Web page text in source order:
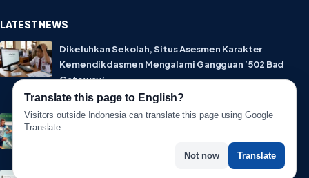
LATEST NEWS
Dikeluhkan Sekolah, Situs Asesmen Karakter
Kemendikdasmen Mengalami Gangguan ‘502 Bad
Gateway’
15 Juli 2026
Prediksi Skor Inggris Vs Kongo: Ujian Mental The
Translate this page to English?
Visitors outside Indonesia can translate this page using Google
Translate.
Not now Translate